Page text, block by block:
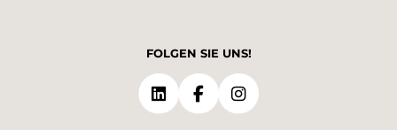
FOLGEN SIE UNS!